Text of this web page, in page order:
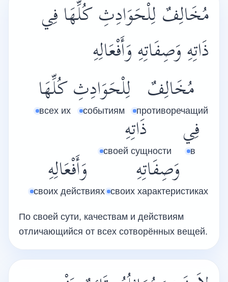
مُخَالِفٌ لِلْحَوَادِثِ كُلِّهَا فِي
ذَاتِهِ وَصِفَاتِهِ وَأَفْعَالِهِ
مُخَالِفٌ
противоречащий
لِلْحَوَادِثِ
событиям
كُلِّهَا
всех их
فِي
в
ذَاتِهِ
своей сущности
وَصِفَاتِهِ
своих характеристиках
وَأَفْعَالِهِ
своих действиях
По своей сути, качествам и действиям
отличающийся от всех сотворённых вещей.